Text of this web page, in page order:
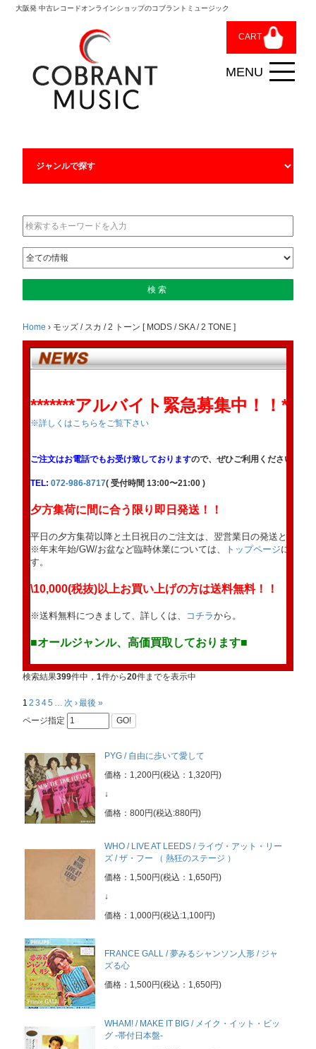
大阪発 中古レコードオンラインショップのコブラントミュージック
CART
Home › モッズ / スカ / 2 トーン [ MODS / SKA / 2 TONE ]
*******アルバイト緊急募集中！！
※詳しくはこちらをご覧下さい
ご注文はお電話でもお受け致しておりますので、ぜひご利用ください。
TEL:072-986-8717( 受付時間 13:00〜21:00 )
夕方集荷に間に合う限り即日発送！！
平日の夕方集荷以降と土日祝日のご注文は、翌営業日の発送となり
※年末年始/GW/お盆など臨時休業については、
トップページにてお
す。
\10,000(税抜)以上お買い上げの方は送料無料！！
※送料無料につきまして、詳しくは、 コチラから。
■オールジャンル、高価買取しております■
高価買取リストも沢山ございます。随時更新中！！詳しくはコチラ
当店のモッズ/スカ/2 トーン[MODS/SKA/2 TONE]コーナーでは
ニューソウル、UKソウル、ネオモッズ、2TONE、スキンヘッズなど
ルに捉われずリアル・モッズ達がステップを踏んだダンス・ミュー
ーツとなる音楽全般となりますので、入門編からマニア向けの超マ
いラインナップとなっています。
また、当店では
検索結果399件中，1件から20件までを表示中
1 2 3 45 … 次 ›最後 »
ページ指定
GO!
PYG / 自由に歩いて愛して
価格：1,200円(税込：1,320円)
↓
価格：800円(税込:880円)
WHO / LIVE AT LEEDS / ライヴ・アット・リー
ズ / ザ・フー （ 熱狂のステージ ）
価格：1,500円(税込：1,650円)
↓
価格：1,000円(税込:1,100円)
FRANCE GALL / 夢みるシャンソン人形 / ジャ
ズる心
価格：1,500円(税込：1,650円)
WHAM! / MAKE IT BIG / メイク・イット・ビッ
グ -帯付日本盤-